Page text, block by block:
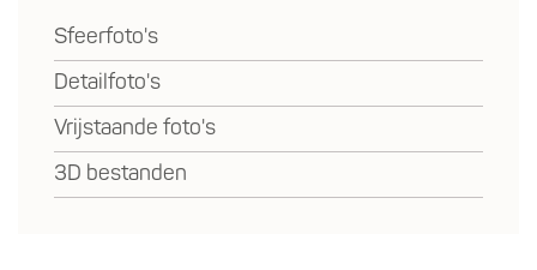
Sfeerfoto's
Detailfoto's
Vrijstaande foto's
3D bestanden